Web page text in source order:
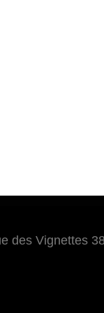
des Vignettes